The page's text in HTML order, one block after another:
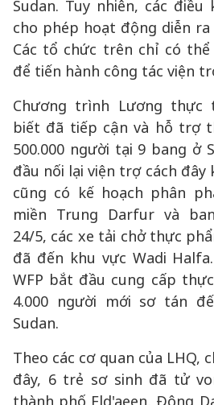
Sudan. Tuy nhiên, các
cho phép hoạt động diễn
Các tổ chức trên chỉ có
để tiến hành công tác viện
Chương trình Lương thực
biết đã tiếp cận và hỗ trợ
500.000 người tại 9 bang ở
đầu nối lại viện trợ cách đây
cũng có kế hoạch phân
miền Trung Darfur và
24/5, các xe tải chở thực
đã đến khu vực Wadi
WFP bắt đầu cung cấp
4.000 người mới sơ tán
Sudan.
Theo các cơ quan của LHQ,
đây, 6 trẻ sơ sinh đã tử
thành phố Eld'aeen, Đông